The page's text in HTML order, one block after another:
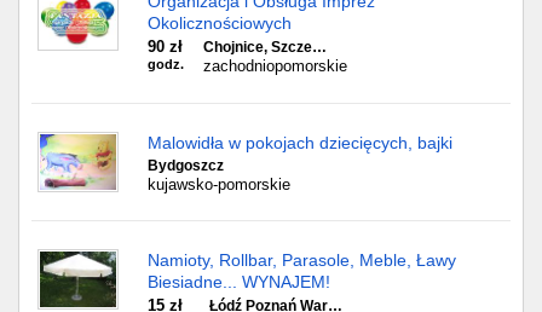
Okolicznościowych
90 zł
godz.
Chojnice, Szcze…
zachodniopomorskie
Malowidła w pokojach dziecięcych, bajki
Bydgoszcz
kujawsko-pomorskie
Namioty, Rollbar, Parasole, Meble, Ławy
Biesiadne... WYNAJEM!
15 zł Łódź Poznań War…